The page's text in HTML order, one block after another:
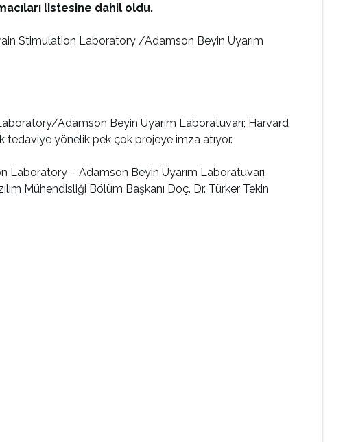
listesine dahil oldu.
Stimulation Laboratory /Adamson Beyin Uyarım
Adamson Beyin Uyarım Laboratuvarı; Harvard
tedaviye yönelik pek çok projeye imza atıyor.
Laboratory – Adamson Beyin Uyarım Laboratuvarı
Mühendisliği Bölüm Başkanı Doç. Dr. Türker Tekin